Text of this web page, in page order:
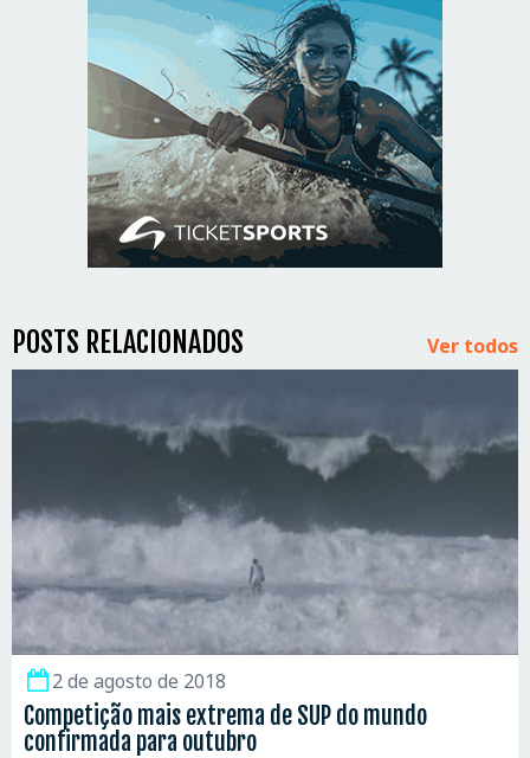
POSTS RELACIONADOS Ver todos
2 de agosto de 2018
Competição mais extrema de SUP do mundo
confirmada para outubro